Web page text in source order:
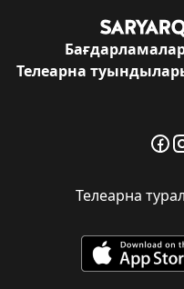
Бағдарламалар
Телеарна
Телеарна